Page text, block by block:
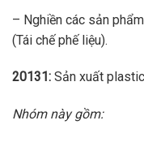
– Nghiền các sản
(Tái chế phế liệu).
20131: Sản xuất
Nhóm này gồm: